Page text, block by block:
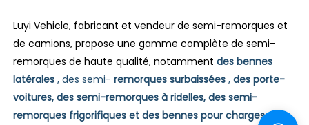
Luyi Vehicle, fabricant et vendeur de semi-remorques et
de camions, propose une gamme complète de semi-
remorques de haute qualité, notamment des bennes
latérales , des semi-remorques surbaissées ,des porte-
voitures, des semi-remorques à ridelles, des semi-
remorques frigorifiques et des bennes pour charges